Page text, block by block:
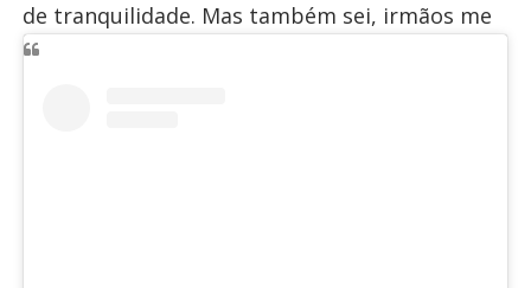
de tranquilidade. Mas também sei, irmãos me